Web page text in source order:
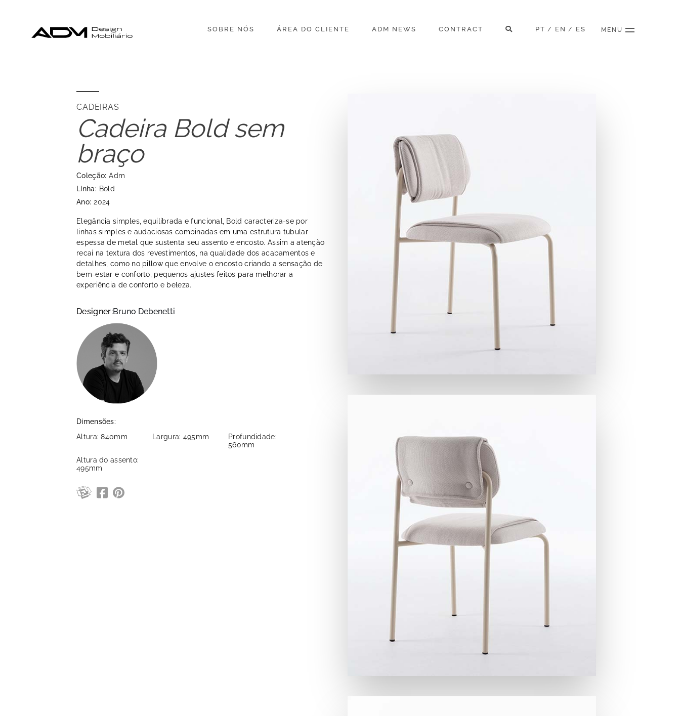
SOBRE NÓS ÁREA DO CLIENTE ADM NEWS CONTRACT PT / EN / ES MENU
CADEIRAS
Cadeira Bold sem
braço
Coleção: Adm
Linha: Bold
Ano: 2024
Elegância simples, equilibrada e funcional, Bold caracteriza-se por
linhas simples e audaciosas combinadas em uma estrutura tubular
espessa de metal que sustenta seu assento e encosto. Assim a atenção
recai na textura dos revestimentos, na qualidade dos acabamentos e
detalhes, como no pillow que envolve o encosto criando a sensação de
bem-estar e conforto, pequenos ajustes feitos para melhorar a
experiência de conforto e beleza.
Designer:Bruno Debenetti
Dimensões:
Altura: 840mm
Largura: 495mm
Profundidade:
560mm
Altura do assento:
495mm